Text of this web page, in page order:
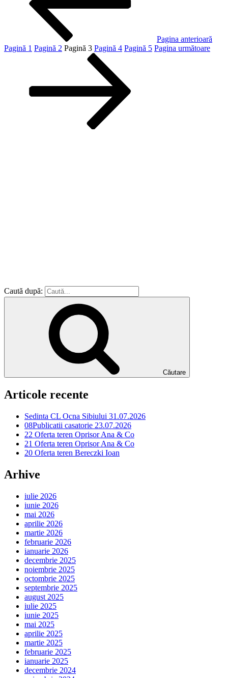
Pagina anterioară
Pagină 1 Pagină 2 Pagină 3 Pagină 4 Pagină 5 Pagina următoare
Caută după:
Căutare
Articole recente
Sedinta CL Ocna Sibiului 31.07.2026
08Publicatii casatorie 23.07.2026
22 Oferta teren Oprisor Ana & Co
21 Oferta teren Oprisor Ana & Co
20 Oferta teren Bereczki Ioan
Arhive
iulie 2026
iunie 2026
mai 2026
aprilie 2026
martie 2026
februarie 2026
ianuarie 2026
decembrie 2025
noiembrie 2025
octombrie 2025
septembrie 2025
august 2025
iulie 2025
iunie 2025
mai 2025
aprilie 2025
martie 2025
februarie 2025
ianuarie 2025
decembrie 2024